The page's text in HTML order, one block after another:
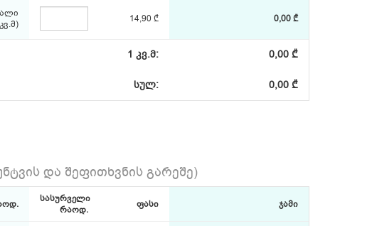
14,90 ₾ 0,00 ₾
1 კვ.მ: 0,00 ₾
სულ: 0,00 ₾
და შეფითხვნის გარეშე)
სასურველი
რაოდ.
ფასი ჯამი